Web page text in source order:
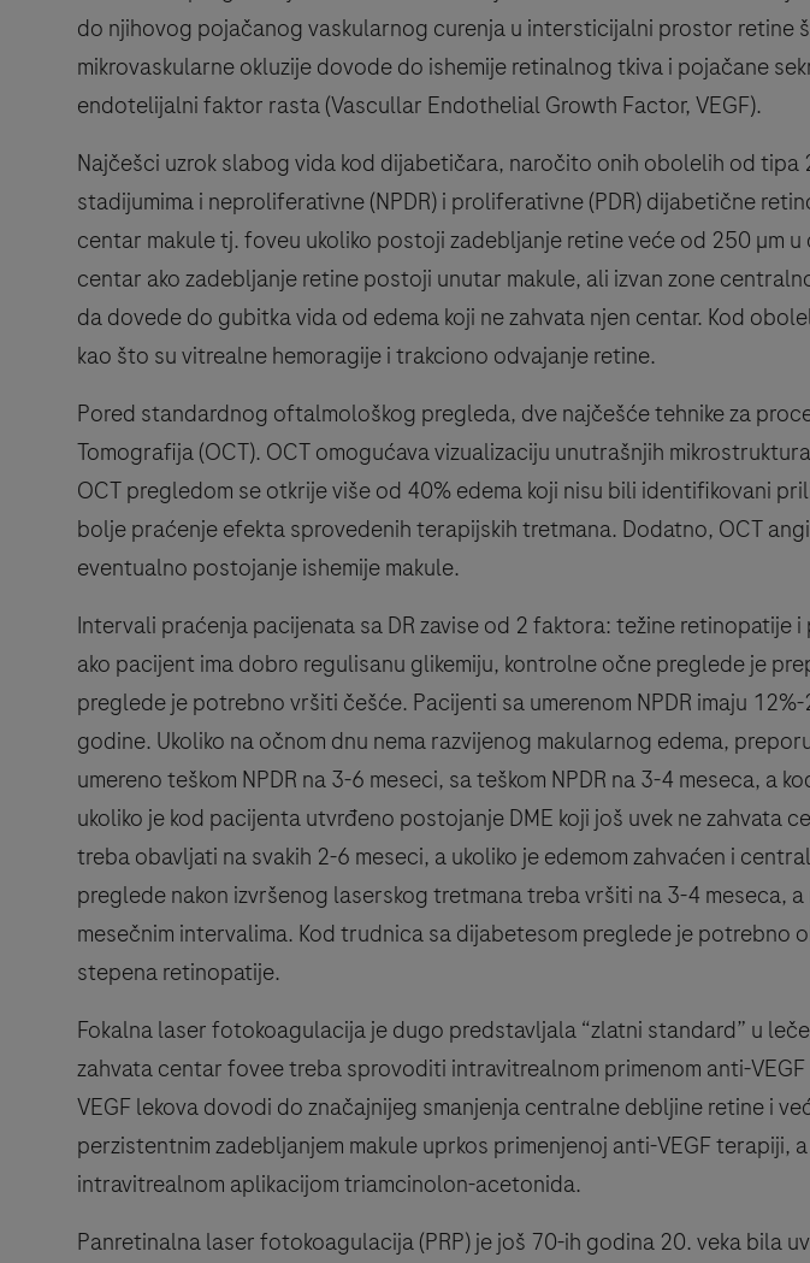
do njihovog pojačanog vaskularnog curenja u intersticijalni prostor retine
mikrovaskularne okluzije dovode do ishemije retinalnog tkiva i pojačane
endotelijalni faktor rasta (Vascullar Endothelial Growth Factor, VEGF).
Najčešci uzrok slabog vida kod dijabetičara, naročito onih obolelih od tipa
stadijumima i neproliferativne (NPDR) i proliferativne (PDR) dijabetične
centar makule tj. foveu ukoliko postoji zadebljanje retine veće od 250 µm
centar ako zadebljanje retine postoji unutar makule, ali izvan zone
da dovede do gubitka vida od edema koji ne zahvata njen centar. Kod
kao što su vitrealne hemoragije i trakciono odvajanje retine.
Pored standardnog oftalmološkog pregleda, dve najčešće tehnike za
Tomografija (OCT). OCT omogućava vizualizaciju unutrašnjih
OCT pregledom se otkrije više od 40% edema koji nisu bili identifikovani
bolje praćenje efekta sprovedenih terapijskih tretmana. Dodatno, OCT
eventualno postojanje ishemije makule.
Intervali praćenja pacijenata sa DR zavise od 2 faktora: težine
ako pacijent ima dobro regulisanu glikemiju, kontrolne očne preglede je
preglede je potrebno vršiti češće. Pacijenti sa umerenom NPDR imaju
godine. Ukoliko na očnom dnu nema razvijenog makularnog edema,
umereno teškom NPDR na 3-6 meseci, sa teškom NPDR na 3-4 meseca, a
ukoliko je kod pacijenta utvrđeno postojanje DME koji još uvek ne
treba obavljati na svakih 2-6 meseci, a ukoliko je edemom zahvaćen i
preglede nakon izvršenog laserskog tretmana treba vršiti na 3-4 meseca,
mesečnim intervalima. Kod trudnica sa dijabetesom preglede je
stepena retinopatije.
Fokalna laser fotokoagulacija je dugo predstavljala “zlatni standard” u
zahvata centar fovee treba sprovoditi intravitrealnom primenom anti-
VEGF lekova dovodi do značajnijeg smanjenja centralne debljine retine i
perzistentnim zadebljanjem makule uprkos primenjenoj anti-VEGF
intravitrealnom aplikacijom triamcinolon-acetonida.
Panretinalna laser fotokoagulacija (PRP) je još 70-ih godina 20. veka bila